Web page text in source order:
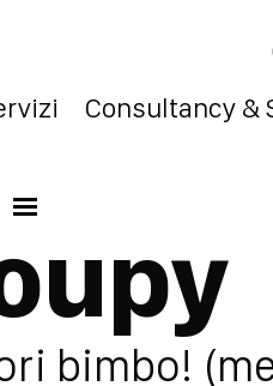
Consultancy &
personal care
bimbo!